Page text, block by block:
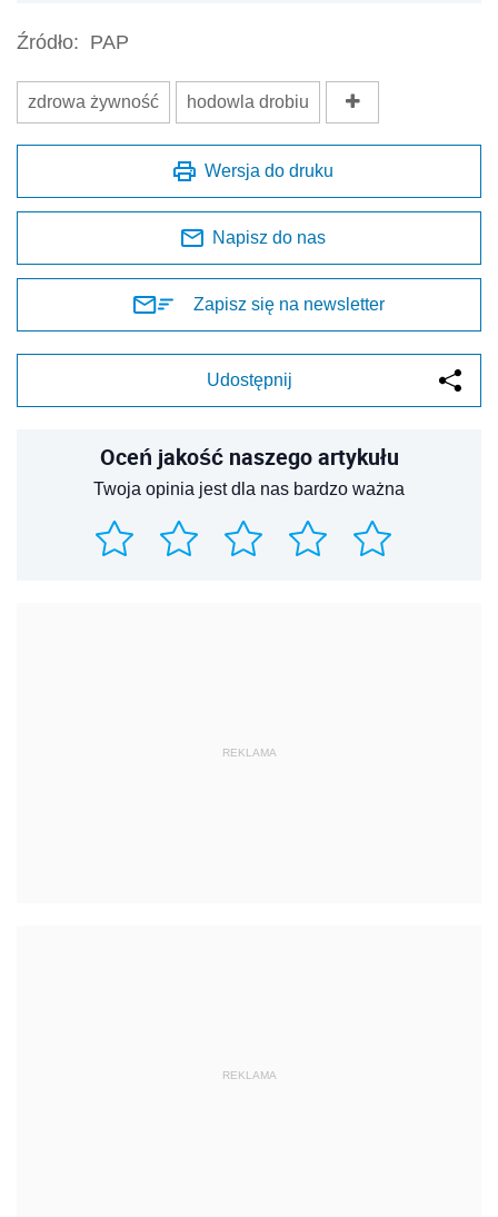
Źródło: PAP
zdrowa żywność hodowla drobiu
Wersja do druku
Napisz do nas
Zapisz się na newsletter
Udostępnij
Oceń jakość naszego artykułu
Twoja opinia jest dla nas bardzo ważna
REKLAMA
REKLAMA